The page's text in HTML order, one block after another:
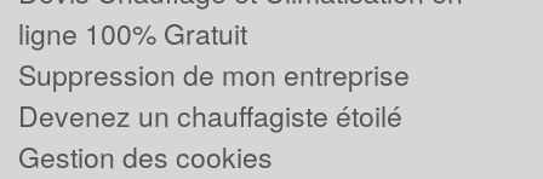
ligne 100% Gratuit
Suppression de mon entreprise
Devenez un chauffagiste étoilé
Gestion des cookies